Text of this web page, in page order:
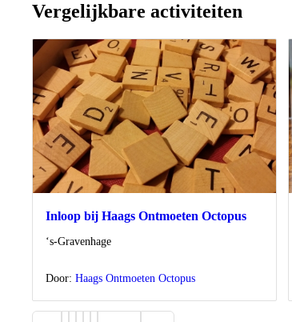
Vergelijkbare activiteiten
Inloop bij Haags Ontmoeten Octopus
Locatie
‘s-Gravenhage
Door: Haags Ontmoeten Octopus